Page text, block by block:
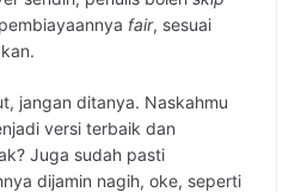
fair, sesuai
jangan ditanya. Naskahmu
versi terbaik dan
Juga sudah pasti
dijamin nagih, oke, seperti